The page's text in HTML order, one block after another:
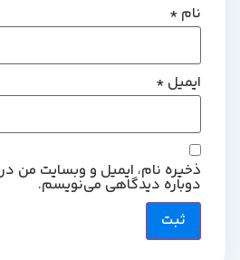
*
ایمیل*
ذخیره نام، ایمیل و وبسایت من در
دوباره دیدگاهی می‌نویسم.